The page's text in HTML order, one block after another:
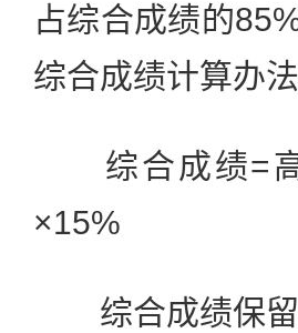
占综合成绩的
综合成绩计算办法
综合成绩=高
×15%
综合成绩保留